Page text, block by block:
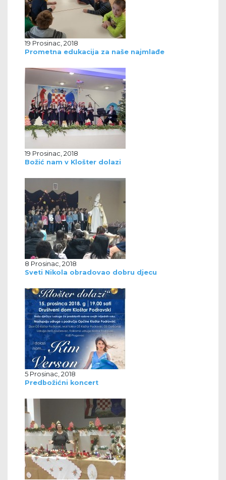
19 Prosinac, 2018
Prometna edukacija za naše najmlađe
19 Prosinac, 2018
Božić nam v Klošter dolazi
8 Prosinac, 2018
Sveti Nikola obradovao dobru djecu
5 Prosinac, 2018
Predbožićni koncert